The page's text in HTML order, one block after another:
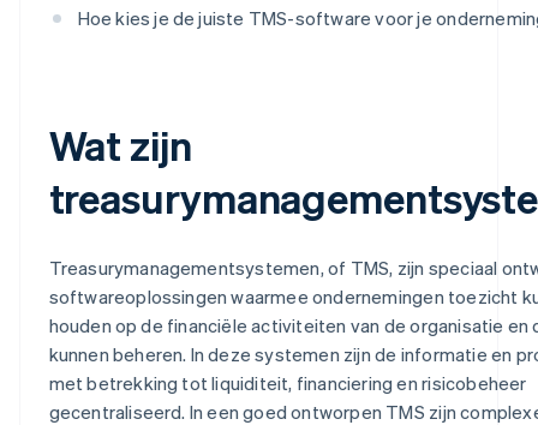
Hoe kies je de juiste TMS-software voor je
Wat zijn
Treasurymanagementsystemen, of TMS, zijn speciaal
softwareoplossingen waarmee ondernemingen toezicht
houden op de financiële activiteiten van de organisatie en
kunnen beheren. In deze systemen zijn de informatie en
met betrekking tot liquiditeit, financiering en risicobeheer
gecentraliseerd. In een goed ontworpen TMS zijn